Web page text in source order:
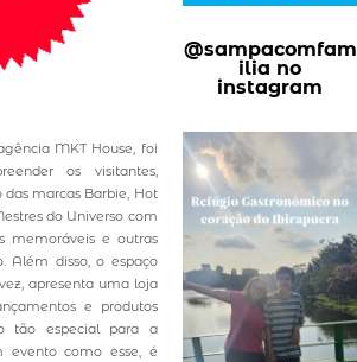
MKT House, foi
os visitantes,
marcas Barbie, Hot
do Universo com
memoráveis e outras
Além disso, o espaço
apresenta uma loja
e produtos
tão especial para a
evento como esse, é
@sampacomfam
ilia no
instagram